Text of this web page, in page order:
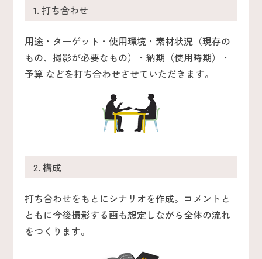
1. 打ち合わせ
用途・ターゲット・使用環境・素材状況（現存の
もの、撮影が必要なもの）・納期（使用時期）・
予算 などを打ち合わせさせていただきます。
2. 構成
打ち合わせをもとにシナリオを作成。コメントと
ともに今後撮影する画も想定しながら全体の流れ
をつくります。